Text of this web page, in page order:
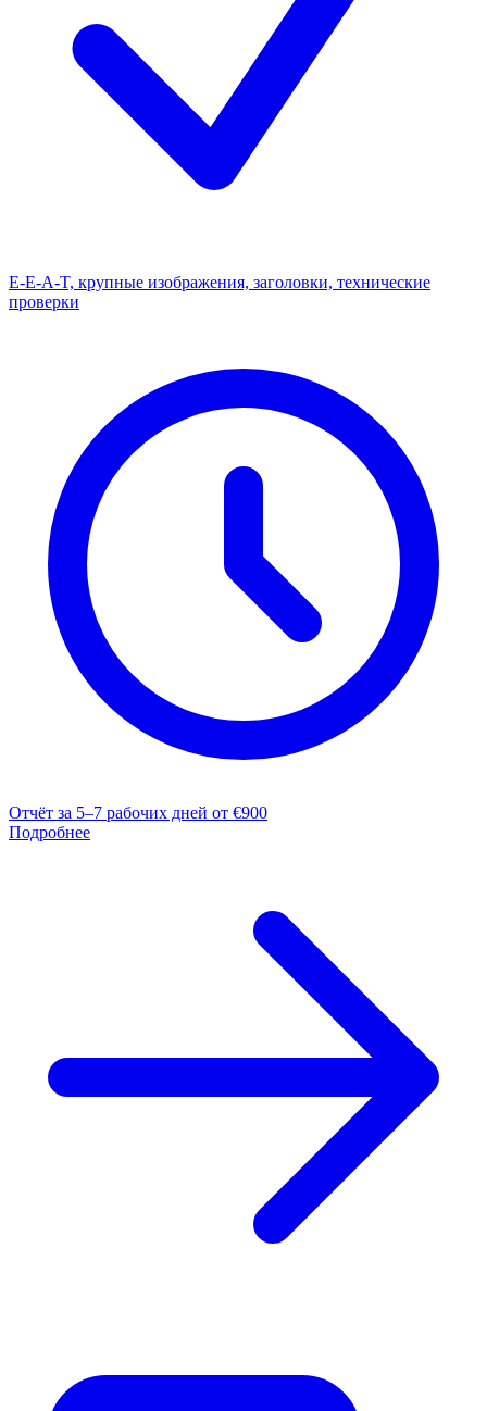
E-E-A-T, крупные изображения, заголовки, технические
проверки
Отчёт за 5–7 рабочих дней от €900
Подробнее